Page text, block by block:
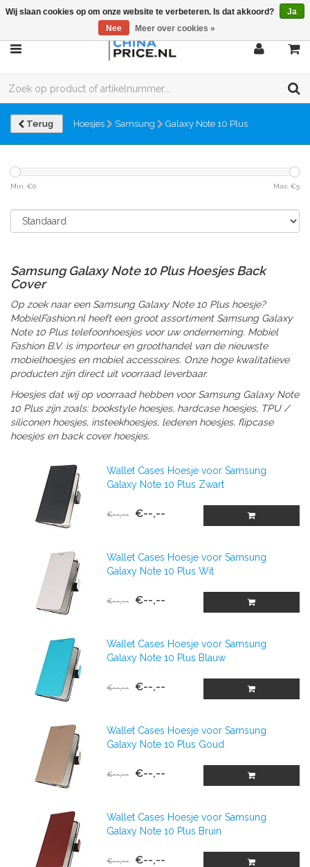
Terug Hoesjes Samsung Galaxy Note 10 Plus
Min: €0 Max: €5
Samsung Galaxy Note 10 Plus Hoesjes Back
Cover
Op zoek naar een Samsung Galaxy Note 10 Plus hoesje?
MobielFashion.nl heeft een groot assortiment Samsung Galaxy
Note 10 Plus telefoonhoesjes voor uw onderneming. Mobiel
Fashion B.V. is importeur en groothandel van de nieuwste
mobielhoesjes en mobiel accessoires. Onze hoge kwalitatieve
producten zijn direct uit voorraad leverbaar.
Hoesjes dat wij op voorraad hebben voor Samsung Galaxy Note
10 Plus zijn zoals: bookstyle hoesjes, hardcase hoesjes, TPU /
siliconen hoesjes, insteekhoesjes, lederen hoesjes, flipcase
hoesjes en back cover hoesjes.
Wallet Cases Hoesje voor Samsung
Galaxy Note 10 Plus Zwart
€--,-- €--,--
Wallet Cases Hoesje voor Samsung
Galaxy Note 10 Plus Wit
€--,-- €--,--
Wallet Cases Hoesje voor Samsung
Galaxy Note 10 Plus Blauw
€--,-- €--,--
Wallet Cases Hoesje voor Samsung
Galaxy Note 10 Plus Goud
€--,-- €--,--
Wallet Cases Hoesje voor Samsung
Galaxy Note 10 Plus Bruin
€--,-- €--,--
Wij slaan cookies op om onze website te verbeteren. Is dat akkoord?
Ja
Nee
Meer over cookies »